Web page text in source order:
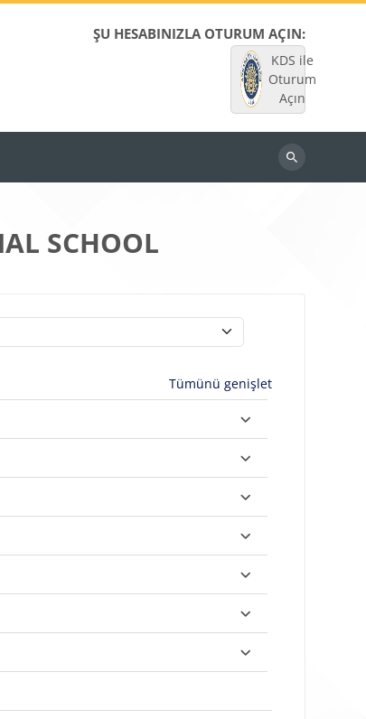
ŞU HESABINIZLA OTURUM AÇIN:
KDS ile
Oturum
Açın
Dersleri
SCHOOL
Tümünü genişlet